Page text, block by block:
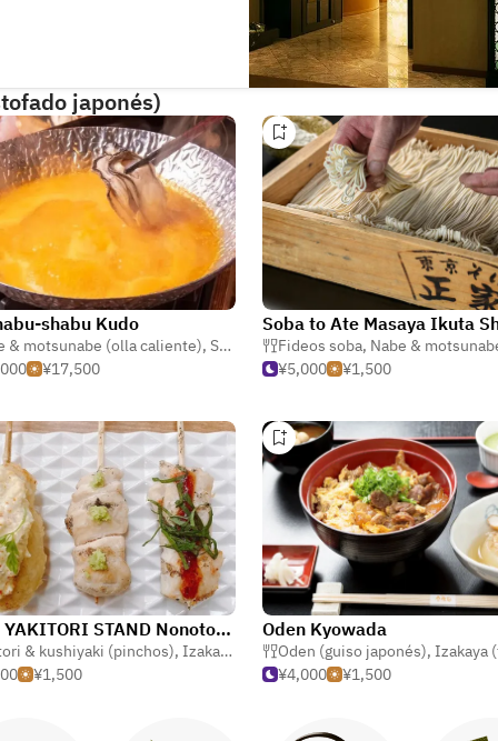
japonés)
japonés)
shabu Kudo
& motsunabe (olla caliente), Shabu shabu (estofado) ,Sushi
¥17,500
Soba to Ate Masaya Ikuta
Fideos soba, Nabe & motsunabe (olla
¥5,000
¥1,500
KOBE YAKITORI STAND Nonotori Sannomiya
& kushiyaki (pinchos), Izakaya (taberna japonesa) ,Oden (guiso
¥1,500
Oden Kyowada
Oden (guiso japonés), Izakaya (taberna
¥4,000
¥1,500